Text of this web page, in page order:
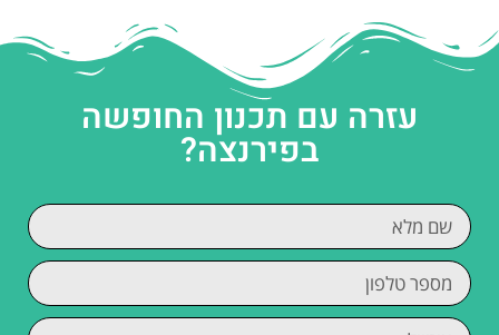
עזרה עם תכנון החופשה
בפירנצה?